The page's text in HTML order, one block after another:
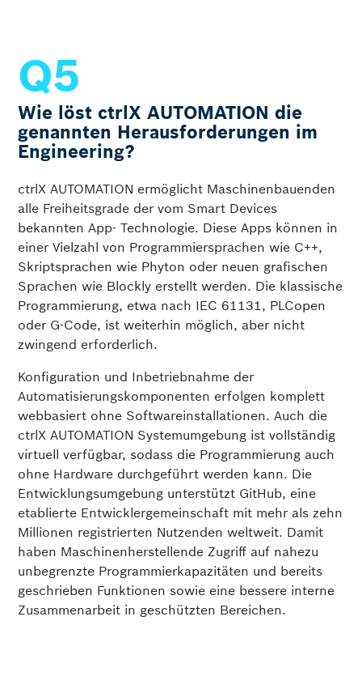
Wie löst ctrlX AUTOMATION die
genannten Herausforderungen im
Engineering?
ctrlX AUTOMATION ermöglicht Maschinenbauenden
alle Freiheitsgrade der vom Smart Devices
bekannten App- Technologie. Diese Apps können in
einer Vielzahl von Programmier­sprachen wie C++,
Skriptsprachen wie Phyton oder neuen grafischen
Sprachen wie Blockly erstellt werden. Die klassische
Programmierung, etwa nach IEC 61131, PLCopen
oder G-Code, ist weiterhin möglich, aber nicht
zwingend erforderlich.
Konfiguration und Inbetriebnahme der
Automatisierungs­komponenten erfolgen komplett
webbasiert ohne Software­installationen. Auch die
ctrlX AUTOMATION Systemumgebung ist vollständig
virtuell verfügbar, sodass die Programmierung auch
ohne Hardware durchgeführt werden kann. Die
Entwicklungs­umgebung unterstützt GitHub, eine
etablierte Entwickler­gemeinschaft mit mehr als zehn
Millionen registrierten Nutzenden weltweit. Damit
haben Maschinen­herstellende Zugriff auf nahezu
unbegrenzte Programmier­kapazitäten und bereits
geschrieben Funktionen sowie eine bessere interne
Zusammenarbeit in geschützten Bereichen.